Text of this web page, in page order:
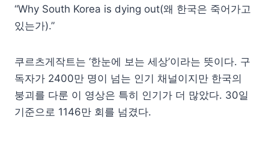
“Why South Korea is dying out(왜 한국은 죽어가고
있는가).”
쿠르츠게작트는 ‘한눈에 보는 세상’이라는 뜻이다. 구
독자가 2400만 명이 넘는 인기 채널이지만 한국의
붕괴를 다룬 이 영상은 특히 인기가 더 많았다. 30일
기준으로 1146만 회를 넘겼다.